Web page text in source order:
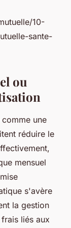
10-
sante-
ou
une
réduire le
mensuel
s'avère
la gestion
liés aux